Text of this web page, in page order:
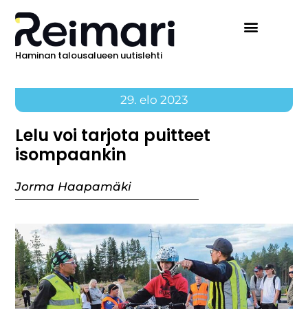
Haminan talousalueen uutislehti
29. elo 2023
Lelu voi tarjota puitteet
isompaankin
Jorma Haapamäki